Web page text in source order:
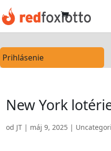
Prihlásenie
New York
od JT | máj 9, 2025 |